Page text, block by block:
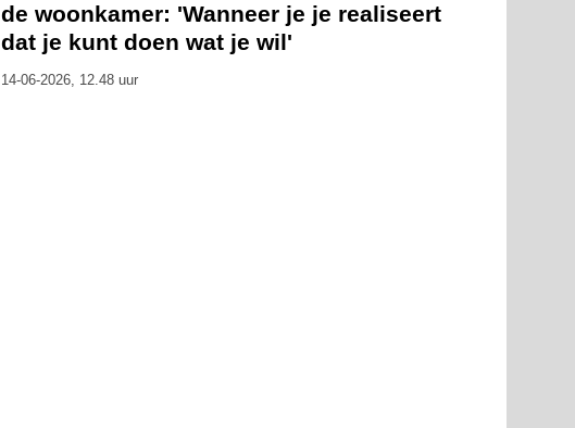
de woonkamer: 'Wanneer je je realiseert
dat je kunt doen wat je wil'
14-06-2026, 12.48 uur